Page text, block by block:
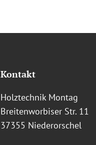
Kontakt
Holztechnik Montag
Breitenworbiser Str. 11
37355 Niederorschel